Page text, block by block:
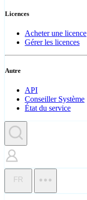
Licences
Acheter une licence
Gérer les licences
Autre
API
Conseiller Système
État du service
FR